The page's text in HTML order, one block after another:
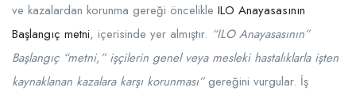
ve kazalardan korunma gereği öncelikle ILO Anayasasının
Başlangıç metni, içerisinde yer almıştır. “ILO Anayasasının”
Başlangıç “metni,” işçilerin genel veya mesleki hastalıklarla işten
kaynaklanan kazalara karşı korunması”gereğini vurgular. İş